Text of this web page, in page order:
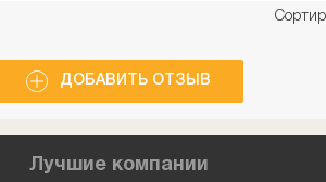
ДОБАВИТЬ ОТЗЫВ
Лучшие компании